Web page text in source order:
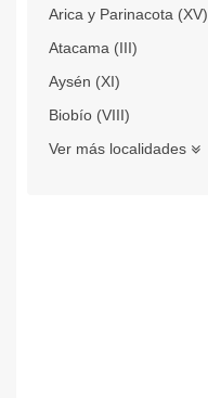
Arica y Parinacota (XV)
Atacama (III)
Aysén (XI)
Biobío (VIII)
Ver más localidades